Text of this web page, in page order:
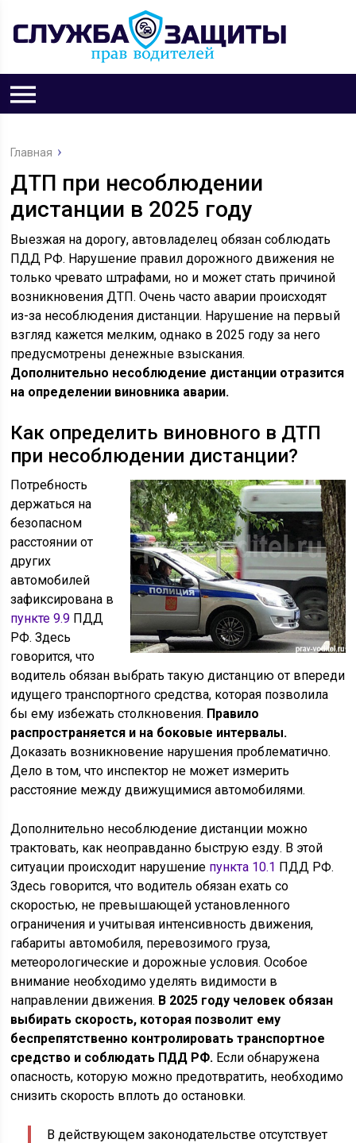
Главная
ДТП при несоблюдении
дистанции в 2025 году
Выезжая на дорогу, автовладелец обязан соблюдать
ПДД РФ. Нарушение правил дорожного движения не
только чревато штрафами, но и может стать причиной
возникновения ДТП. Очень часто аварии происходят
из-за несоблюдения дистанции. Нарушение на первый
взгляд кажется мелким, однако в 2025 году за него
предусмотрены денежные взыскания.
Дополнительно несоблюдение дистанции отразится
на определении виновника аварии.
Как определить виновного в ДТП
при несоблюдении дистанции?
Потребность
держаться на
безопасном
расстоянии от
других
автомобилей
зафиксирована в
пункте 9.9 ПДД
РФ. Здесь
говорится, что
водитель обязан выбрать такую дистанцию от впереди
идущего транспортного средства, которая позволила
бы ему избежать столкновения. Правило
распространяется и на боковые интервалы.
Доказать возникновение нарушения проблематично.
Дело в том, что инспектор не может измерить
расстояние между движущимися автомобилями.
Дополнительно несоблюдение дистанции можно
трактовать, как неоправданно быструю езду. В этой
ситуации происходит нарушение пункта 10.1 ПДД РФ.
Здесь говорится, что водитель обязан ехать со
скоростью, не превышающей установленного
ограничения и учитывая интенсивность движения,
габариты автомобиля, перевозимого груза,
метеорологические и дорожные условия. Особое
внимание необходимо уделять видимости в
направлении движения. В 2025 году человек обязан
выбирать скорость, которая позволит ему
беспрепятственно контролировать транспортное
средство и соблюдать ПДД РФ. Если обнаружена
опасность, которую можно предотвратить, необходимо
снизить скорость вплоть до остановки.
В действующем законодательстве отсутствует